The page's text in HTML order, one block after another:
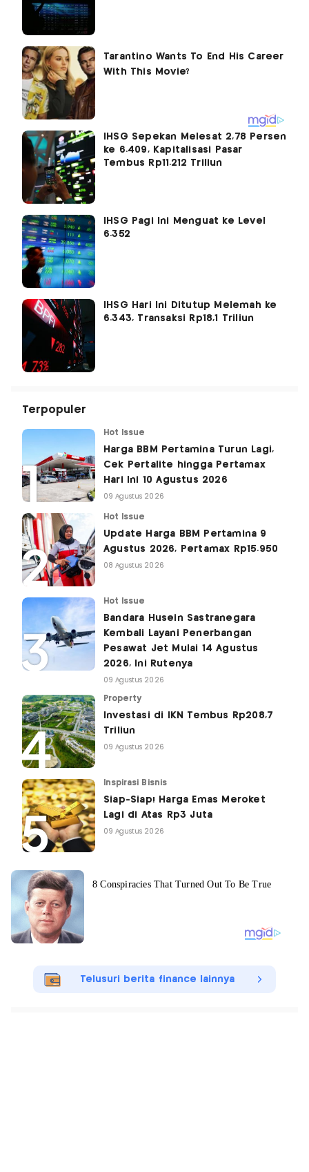
IHSG Sepekan Melesat 2,78 Persen
ke 6.409, Kapitalisasi Pasar
Tembus Rp11.212 Triliun
IHSG Pagi Ini Menguat ke Level
6.352
IHSG Hari Ini Ditutup Melemah ke
6.343, Transaksi Rp18,1 Triliun
Terpopuler
Hot Issue
Harga BBM Pertamina Turun Lagi,
Cek Pertalite hingga Pertamax
Hari Ini 10 Agustus 2026
09 Agustus 2026
Hot Issue
Update Harga BBM Pertamina 9
Agustus 2026, Pertamax Rp15.950
08 Agustus 2026
Hot Issue
Bandara Husein Sastranegara
Kembali Layani Penerbangan
Pesawat Jet Mulai 14 Agustus
2026, Ini Rutenya
09 Agustus 2026
Property
Investasi di IKN Tembus Rp208,7
Triliun
09 Agustus 2026
Inspirasi Bisnis
Siap-Siap! Harga Emas Meroket
Lagi di Atas Rp3 Juta
09 Agustus 2026
Telusuri berita finance lainnya